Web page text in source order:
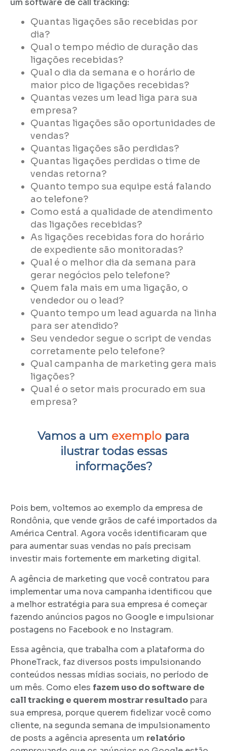
Quantas ligações são recebidas por
dia?
Qual o tempo médio de duração das
ligações recebidas?
Qual o dia da semana e o horário de
maior pico de ligações recebidas?
Quantas vezes um lead liga para sua
empresa?
Quantas ligações são oportunidades de
vendas?
Quantas ligações são perdidas?
Quantas ligações perdidas o time de
vendas retorna?
Quanto tempo sua equipe está falando
ao telefone?
Como está a qualidade de atendimento
das ligações recebidas?
As ligações recebidas fora do horário
de expediente são monitoradas?
Qual é o melhor dia da semana para
gerar negócios pelo telefone?
Quem fala mais em uma ligação, o
vendedor ou o lead?
Quanto tempo um lead aguarda na linha
para ser atendido?
Seu vendedor segue o script de vendas
corretamente pelo telefone?
Qual campanha de marketing gera mais
ligações?
Qual é o setor mais procurado em sua
empresa?
Vamos a um exemplo para
ilustrar todas essas
informações?
Pois bem, voltemos ao exemplo da empresa de
Rondônia, que vende grãos de café importados da
América Central. Agora vocês identificaram que
para aumentar suas vendas no país precisam
investir mais fortemente em marketing digital.
A agência de marketing que você contratou para
implementar uma nova campanha identificou que
a melhor estratégia para sua empresa é começar
fazendo anúncios pagos no Google e impulsionar
postagens no Facebook e no Instagram.
Essa agência, que trabalha com a plataforma do
PhoneTrack, faz diversos posts impulsionando
conteúdos nessas mídias sociais, no período de
um mês. Como eles fazem uso do software de
call tracking e querem mostrar resultado para
sua empresa, porque querem fidelizar você como
cliente, na segunda semana de impulsionamento
de posts a agência apresenta um relatório